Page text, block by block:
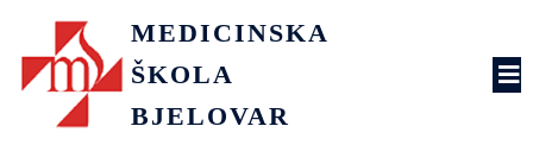
MEDICINSKA
ŠKOLA
BJELOVAR